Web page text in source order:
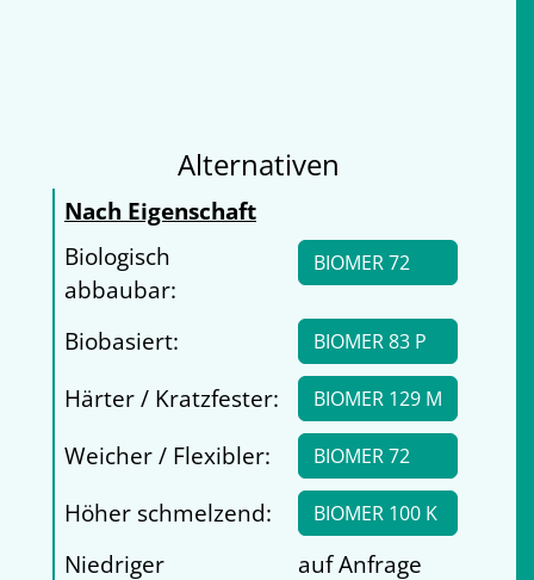
Alternativen
Nach Eigenschaft
Biologisch
abbaubar:
BIOMER 72
Biobasiert: BIOMER 83 P
Härter / Kratzfester: BIOMER 129 M
Weicher / Flexibler: BIOMER 72
Höher schmelzend: BIOMER 100 K
Niedriger
auf Anfrage